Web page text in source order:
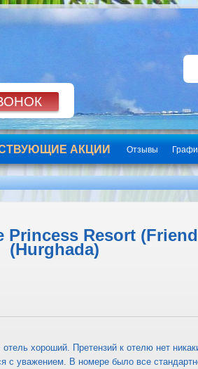
Отзывы
АКЦИИ
Resort
(Hurghada)
хороший. Претензий к отелю нет
уважением. В номере было все